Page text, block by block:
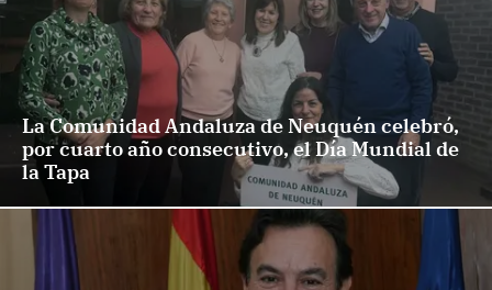
La Comunidad Andaluza de Neuquén celebró,
por cuarto año consecutivo, el Día Mundial de
la Tapa